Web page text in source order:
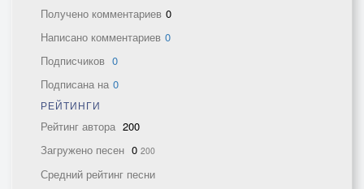
Получено комментариев 0
Написано комментариев 0
Подписчиков 0
Подписана на 0
РЕЙТИНГИ
Рейтинг автора 200
Загружено песен 0 200
Средний рейтинг песни